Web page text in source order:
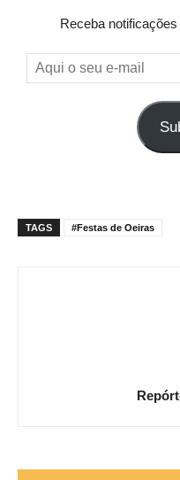
Receba
Aqui
o
TAGS #Festas de Oeiras